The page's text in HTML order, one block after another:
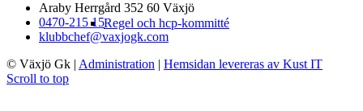
Regel och hcp-kommitté
Araby Herrgård 352 60 Växjö
0470-215 15
klubbchef@vaxjogk.com
© Växjö Gk | Administration | Hemsidan levereras av Kust IT
Scroll to top